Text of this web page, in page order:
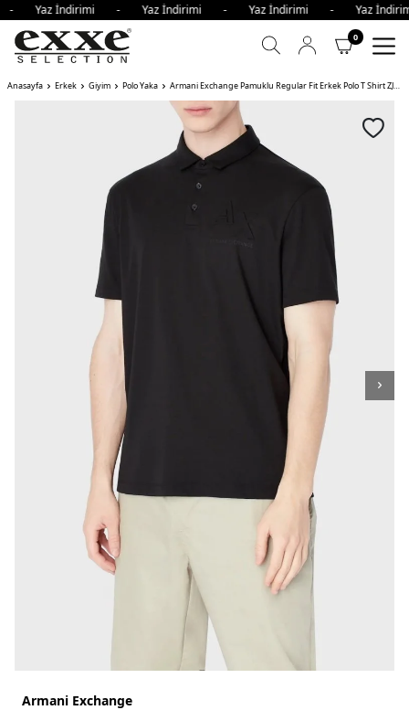
- Yaz İndirimi - Yaz İndirimi - Yaz İndirimi - Yaz
0
Anasayfa Erkek Giyim Polo Yaka Armani Exchange Pamuklu Regular Fit Erkek Polo T Shirt ZJZEZ
Armani Exchange